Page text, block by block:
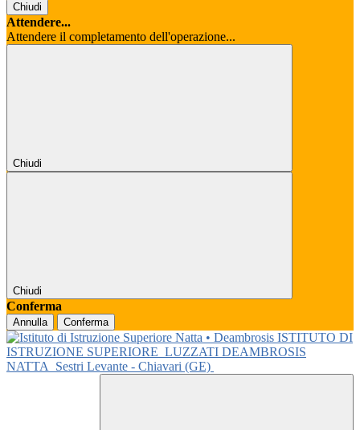
Chiudi
Attendere...
Attendere il completamento dell'operazione...
Chiudi
Chiudi
Conferma
Annulla Conferma
ISTITUTO DI
ISTRUZIONE SUPERIORE LUZZATI DEAMBROSIS
NATTA
Sestri Levante - Chiavari (GE)